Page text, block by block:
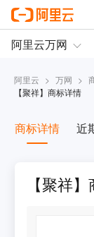
阿里云 > 万网 >
【聚祥】商标详情
商标详情 近
【聚祥